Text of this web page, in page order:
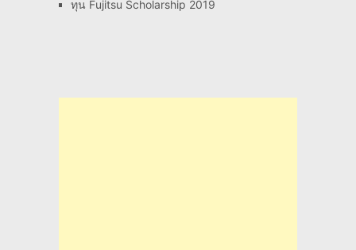
ทุน Fujitsu Scholarship 2019